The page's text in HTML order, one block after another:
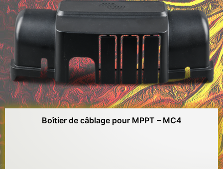
Boîtier de câblage pour MPPT – MC4